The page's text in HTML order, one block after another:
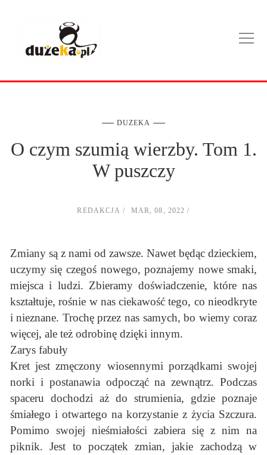
DUZEKA
O czym szumią wierzby. Tom 1.
W puszczy
REDAKCJA MAR, 08, 2022
Zmiany są z nami od zawsze. Nawet będąc dzieckiem,
uczymy się czegoś nowego, poznajemy nowe smaki,
miejsca i ludzi. Zbieramy doświadczenie, które nas
kształtuje, rośnie w nas ciekawość tego, co nieodkryte
i nieznane. Trochę przez nas samych, bo wiemy coraz
więcej, ale też odrobinę dzięki innym.
Zarys fabuły
Kret jest zmęczony wiosennymi porządkami swojej
norki i postanawia odpocząć na zewnątrz. Podczas
spaceru dochodzi aż do strumienia, gdzie poznaje
śmiałego i otwartego na korzystanie z życia Szczura.
Pomimo swojej nieśmiałości zabiera się z nim na
piknik. Jest to początek zmian, jakie zachodzą w